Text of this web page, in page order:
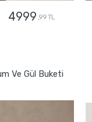
4999 ,99 TL
Ve Gül Buketi